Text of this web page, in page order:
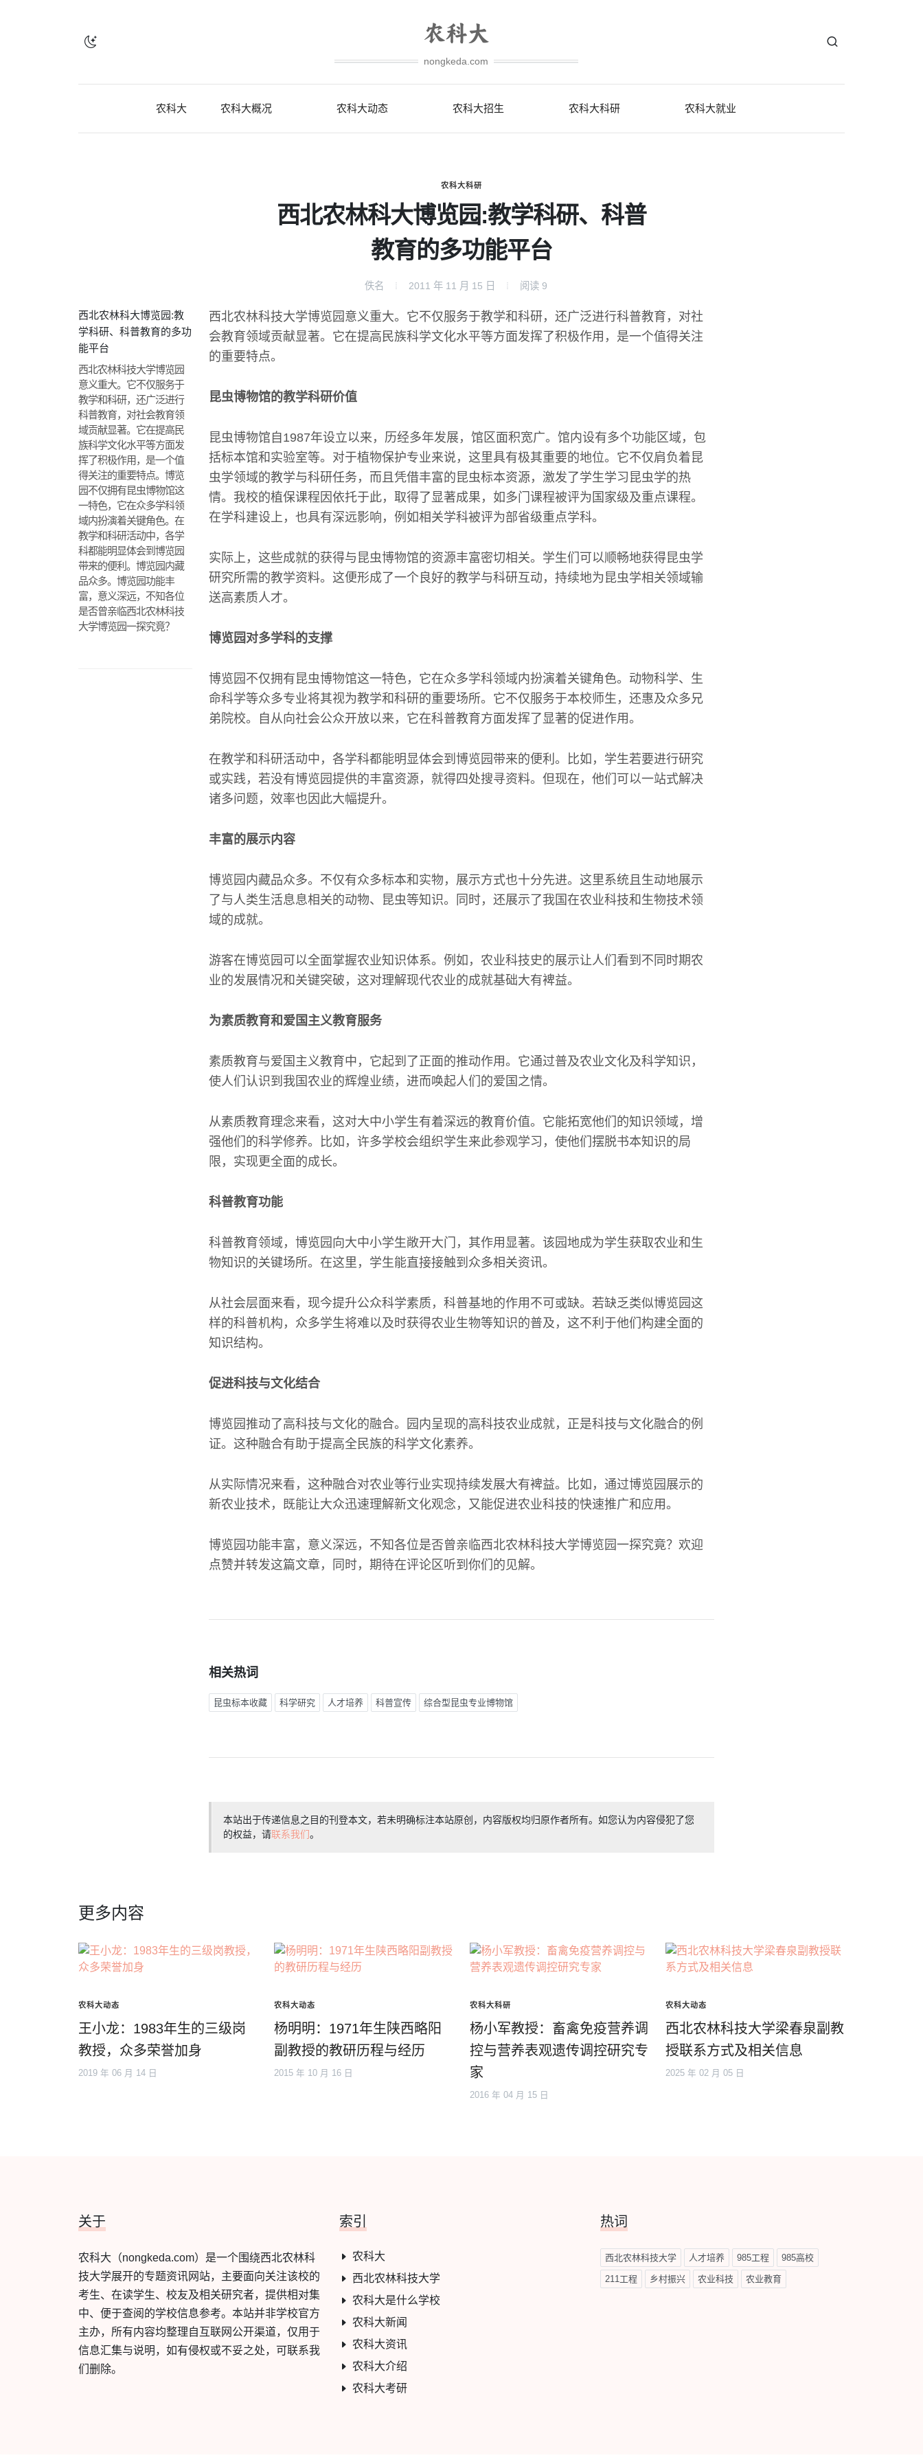
nongkeda.com
农科大 农科大概况 农科大动态 农科大招生 农科大科研 农科大就业
农科大科研
西北农林科大博览园:教学科研、科普
教育的多功能平台
佚名 2011 年 11 月 15 日 阅读 9
西北农林科大博览园:教
学科研、科普教育的多功
能平台
西北农林科技大学博览园
意义重大。它不仅服务于
教学和科研，还广泛进行
科普教育，对社会教育领
域贡献显著。它在提高民
族科学文化水平等方面发
挥了积极作用，是一个值
得关注的重要特点。博览
园不仅拥有昆虫博物馆这
一特色，它在众多学科领
域内扮演着关键角色。在
教学和科研活动中，各学
科都能明显体会到博览园
带来的便利。博览园内藏
品众多。博览园功能丰
富，意义深远，不知各位
是否曾亲临西北农林科技
大学博览园一探究竟？
西北农林科技大学博览园意义重大。它不仅服务于教学和科研，还广泛进行科普教育，对社
会教育领域贡献显著。它在提高民族科学文化水平等方面发挥了积极作用，是一个值得关注
的重要特点。
昆虫博物馆的教学科研价值
昆虫博物馆自1987年设立以来，历经多年发展，馆区面积宽广。馆内设有多个功能区域，包
括标本馆和实验室等。对于植物保护专业来说，这里具有极其重要的地位。它不仅肩负着昆
虫学领域的教学与科研任务，而且凭借丰富的昆虫标本资源，激发了学生学习昆虫学的热
情。我校的植保课程因依托于此，取得了显著成果，如多门课程被评为国家级及重点课程。
在学科建设上，也具有深远影响，例如相关学科被评为部省级重点学科。
实际上，这些成就的获得与昆虫博物馆的资源丰富密切相关。学生们可以顺畅地获得昆虫学
研究所需的教学资料。这便形成了一个良好的教学与科研互动，持续地为昆虫学相关领域输
送高素质人才。
博览园对多学科的支撑
博览园不仅拥有昆虫博物馆这一特色，它在众多学科领域内扮演着关键角色。动物科学、生
命科学等众多专业将其视为教学和科研的重要场所。它不仅服务于本校师生，还惠及众多兄
弟院校。自从向社会公众开放以来，它在科普教育方面发挥了显著的促进作用。
在教学和科研活动中，各学科都能明显体会到博览园带来的便利。比如，学生若要进行研究
或实践，若没有博览园提供的丰富资源，就得四处搜寻资料。但现在，他们可以一站式解决
诸多问题，效率也因此大幅提升。
丰富的展示内容
博览园内藏品众多。不仅有众多标本和实物，展示方式也十分先进。这里系统且生动地展示
了与人类生活息息相关的动物、昆虫等知识。同时，还展示了我国在农业科技和生物技术领
域的成就。
游客在博览园可以全面掌握农业知识体系。例如，农业科技史的展示让人们看到不同时期农
业的发展情况和关键突破，这对理解现代农业的成就基础大有裨益。
为素质教育和爱国主义教育服务
素质教育与爱国主义教育中，它起到了正面的推动作用。它通过普及农业文化及科学知识，
使人们认识到我国农业的辉煌业绩，进而唤起人们的爱国之情。
从素质教育理念来看，这对大中小学生有着深远的教育价值。它能拓宽他们的知识领域，增
强他们的科学修养。比如，许多学校会组织学生来此参观学习，使他们摆脱书本知识的局
限，实现更全面的成长。
科普教育功能
科普教育领域，博览园向大中小学生敞开大门，其作用显著。该园地成为学生获取农业和生
物知识的关键场所。在这里，学生能直接接触到众多相关资讯。
从社会层面来看，现今提升公众科学素质，科普基地的作用不可或缺。若缺乏类似博览园这
样的科普机构，众多学生将难以及时获得农业生物等知识的普及，这不利于他们构建全面的
知识结构。
促进科技与文化结合
博览园推动了高科技与文化的融合。园内呈现的高科技农业成就，正是科技与文化融合的例
证。这种融合有助于提高全民族的科学文化素养。
从实际情况来看，这种融合对农业等行业实现持续发展大有裨益。比如，通过博览园展示的
新农业技术，既能让大众迅速理解新文化观念，又能促进农业科技的快速推广和应用。
博览园功能丰富，意义深远，不知各位是否曾亲临西北农林科技大学博览园一探究竟？欢迎
点赞并转发这篇文章，同时，期待在评论区听到你们的见解。
相关热词
昆虫标本收藏 科学研究 人才培养 科普宣传 综合型昆虫专业博物馆
本站出于传递信息之目的刊登本文，若未明确标注本站原创，内容版权均归原作者所有。如您认为内容侵犯了您
的权益，请联系我们。
更多内容
农科大动态
王小龙：1983年生的三级岗
教授，众多荣誉加身
2019 年 06 月 14 日
农科大动态
杨明明：1971年生陕西略阳
副教授的教研历程与经历
2015 年 10 月 16 日
农科大科研
杨小军教授：畜禽免疫营养调
控与营养表观遗传调控研究专
家
2016 年 04 月 15 日
农科大动态
西北农林科技大学梁春泉副教
授联系方式及相关信息
2025 年 02 月 05 日
关于
农科大（nongkeda.com）是一个围绕西北农林科
技大学展开的专题资讯网站，主要面向关注该校的
考生、在读学生、校友及相关研究者，提供相对集
中、便于查阅的学校信息参考。本站并非学校官方
主办，所有内容均整理自互联网公开渠道，仅用于
信息汇集与说明，如有侵权或不妥之处，可联系我
们删除。
索引
农科大
西北农林科技大学
农科大是什么学校
农科大新闻
农科大资讯
农科大介绍
农科大考研
热词
西北农林科技大学 人才培养 985工程 985高校
211工程 乡村振兴 农业科技 农业教育